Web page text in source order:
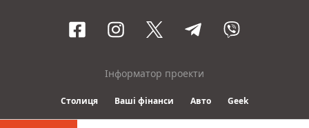
Інформатор проекти
Столиця Ваші фінанси Авто Geek